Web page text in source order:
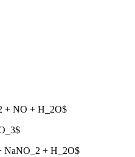
+ NO + H_2O$
NaNO_2 + H_2O$